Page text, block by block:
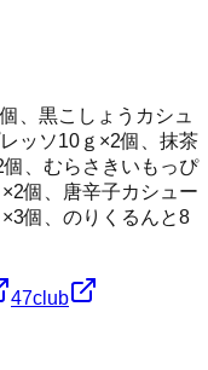
、黒こしょうカシュ
ッソ10ｇ×2個、抹茶
、むらさきいもっぴ
個、唐辛子カシュー
個、のりくるんと8
47club